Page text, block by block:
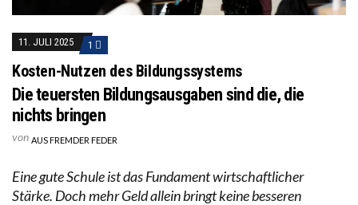
11. JULI 2025 1
Kosten-Nutzen des Bildungssystems
Die teuersten Bildungsausgaben sind die, die
nichts bringen
von AUS FREMDER FEDER
Eine gute Schule ist das Fundament wirtschaftlicher
Stärke. Doch mehr Geld allein bringt keine besseren